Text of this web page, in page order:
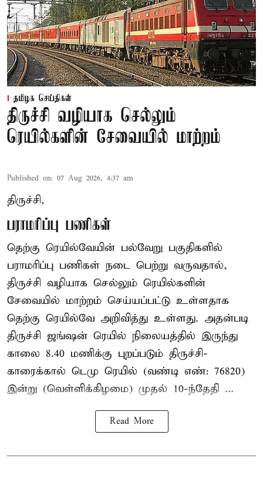
தமிழக செய்திகள்
திருச்சி வழியாக செல்லும்
ரெயில்களின் சேவையில் மாற்றம்
Published on: 07 Aug 2026, 4:37 am
திருச்சி,
பராமரிப்பு பணிகள்
தெற்கு ரெயில்வேயின் பல்வேறு பகுதிகளில்
பராமரிப்பு பணிகள் நடை பெற்று வருவதால்,
திருச்சி வழியாக செல்லும் ரெயில்களின்
சேவையில் மாற்றம் செய்யப்பட்டு உள்ளதாக
தெற்கு ரெயில்வே அறிவித்து உள்ளது. அதன்படி
திருச்சி ஜங்ஷன் ரெயில் நிலையத்தில் இருந்து
காலை 8.40 மணிக்கு புறப்படும் திருச்சி-
காரைக்கால் டெமு ரெயில் (வண்டி எண்: 76820)
இன்று (வெள்ளிக்கிழமை) முதல் 10-ந்தேதி ...
Read More